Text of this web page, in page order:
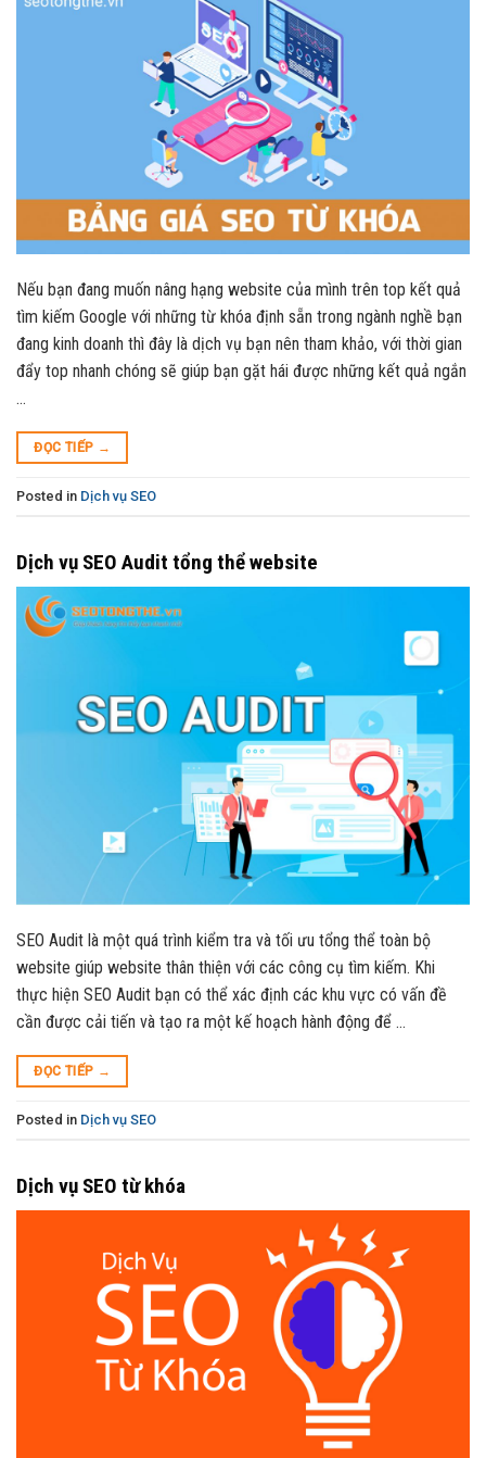
Nếu bạn đang muốn nâng hạng website của mình trên top kết quả
tìm kiếm Google với những từ khóa định sẵn trong ngành nghề bạn
đang kinh doanh thì đây là dịch vụ bạn nên tham khảo, với thời gian
đẩy top nhanh chóng sẽ giúp bạn gặt hái được những kết quả ngắn
…
ĐỌC TIẾP →
Posted in Dịch vụ SEO
Dịch vụ SEO Audit tổng thể website
SEO Audit là một quá trình kiểm tra và tối ưu tổng thể toàn bộ
website giúp website thân thiện với các công cụ tìm kiếm. Khi
thực hiện SEO Audit bạn có thể xác định các khu vực có vấn đề
cần được cải tiến và tạo ra một kế hoạch hành động để …
ĐỌC TIẾP →
Posted in Dịch vụ SEO
Dịch vụ SEO từ khóa